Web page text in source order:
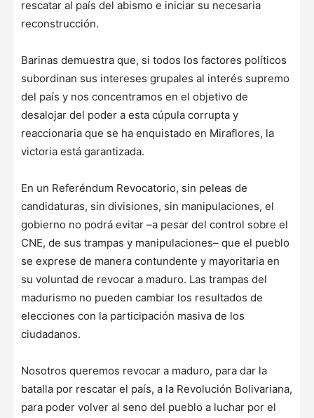
rescatar al país del abismo e iniciar su necesaria
reconstrucción.
Barinas demuestra que, si todos los factores políticos
subordinan sus intereses grupales al interés supremo
del país y nos concentramos en el objetivo de
desalojar del poder a esta cúpula corrupta y
reaccionaria que se ha enquistado en Miraflores, la
victoria está garantizada.
En un Referéndum Revocatorio, sin peleas de
candidaturas, sin divisiones, sin manipulaciones, el
gobierno no podrá evitar –a pesar del control sobre el
CNE, de sus trampas y manipulaciones– que el pueblo
se exprese de manera contundente y mayoritaria en
su voluntad de revocar a maduro. Las trampas del
madurismo no pueden cambiar los resultados de
elecciones con la participación masiva de los
ciudadanos.
Nosotros queremos revocar a maduro, para dar la
batalla por rescatar el país, a la Revolución Bolivariana,
para poder volver al seno del pueblo a luchar por el